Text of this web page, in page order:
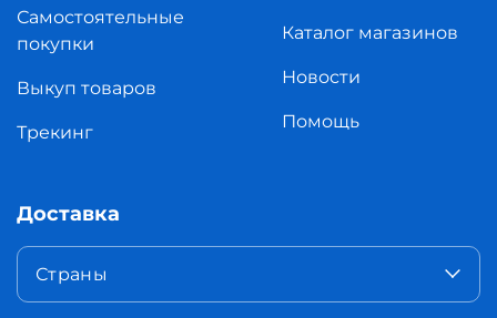
Самостоятельные
покупки
Выкуп товаров
Трекинг
Каталог магазинов
Новости
Помощь
Доставка
Страны